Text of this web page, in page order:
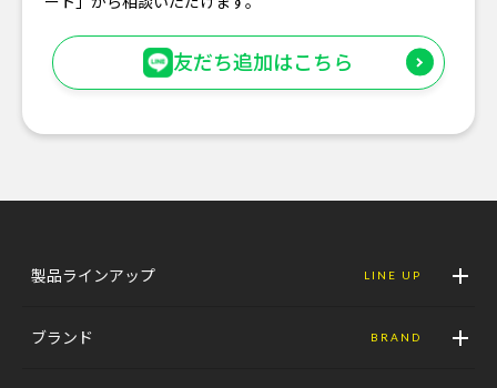
友だち追加はこちら
製品ラインアップ LINE UP
ブランド BRAND